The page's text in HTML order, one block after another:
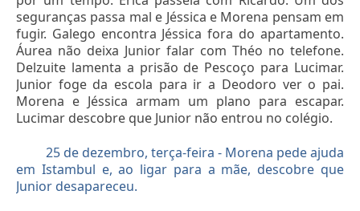
seguranças passa mal e Jéssica e Morena pensam em
fugir. Galego encontra Jéssica fora do apartamento.
Áurea não deixa Junior falar com Théo no telefone.
Delzuite lamenta a prisão de Pescoço para Lucimar.
Junior foge da escola para ir a Deodoro ver o pai.
Morena e Jéssica armam um plano para escapar.
Lucimar descobre que Junior não entrou no colégio.
25 de dezembro, terça-feira - Morena pede ajuda
em Istambul e, ao ligar para a mãe, descobre que
Junior desapareceu.